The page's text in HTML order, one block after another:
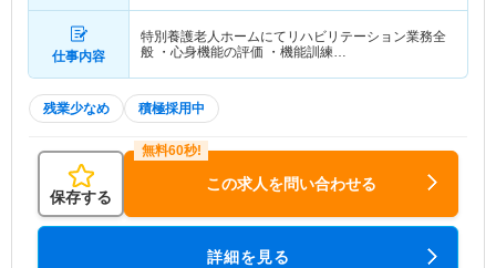
仕事内容
特別養護老人ホームにてリハビリテーション業務全
般 ・心身機能の評価 ・機能訓練…
残業少なめ 積極採用中
保存する
この求人を問い合わせる
詳細を見る